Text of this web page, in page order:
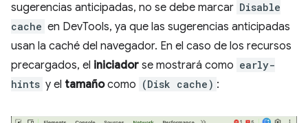
sugerencias anticipadas, no se debe marcar Disable
cache en DevTools, ya que las sugerencias anticipadas
usan la caché del navegador. En el caso de los recursos
precargados, el iniciador se mostrará como early-
hints y el tamañocomo (Disk cache) :